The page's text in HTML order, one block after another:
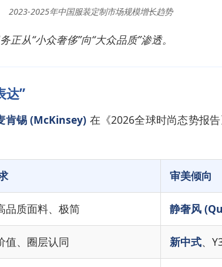
2023-2025年中国服装定制市场规模增长趋势
从“小众奢侈”向“大众品质”渗透。
达”
肯锡 (McKinsey) 在《2026全球时尚态势报
审美倾向
品质面料、极简 静奢风
值、圈层认同 新中式、